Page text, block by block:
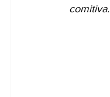
comitiva.